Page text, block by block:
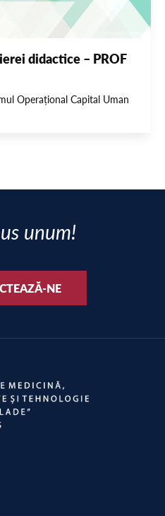
didactice – PROF
Operațional Capital Uman
unum!
NE